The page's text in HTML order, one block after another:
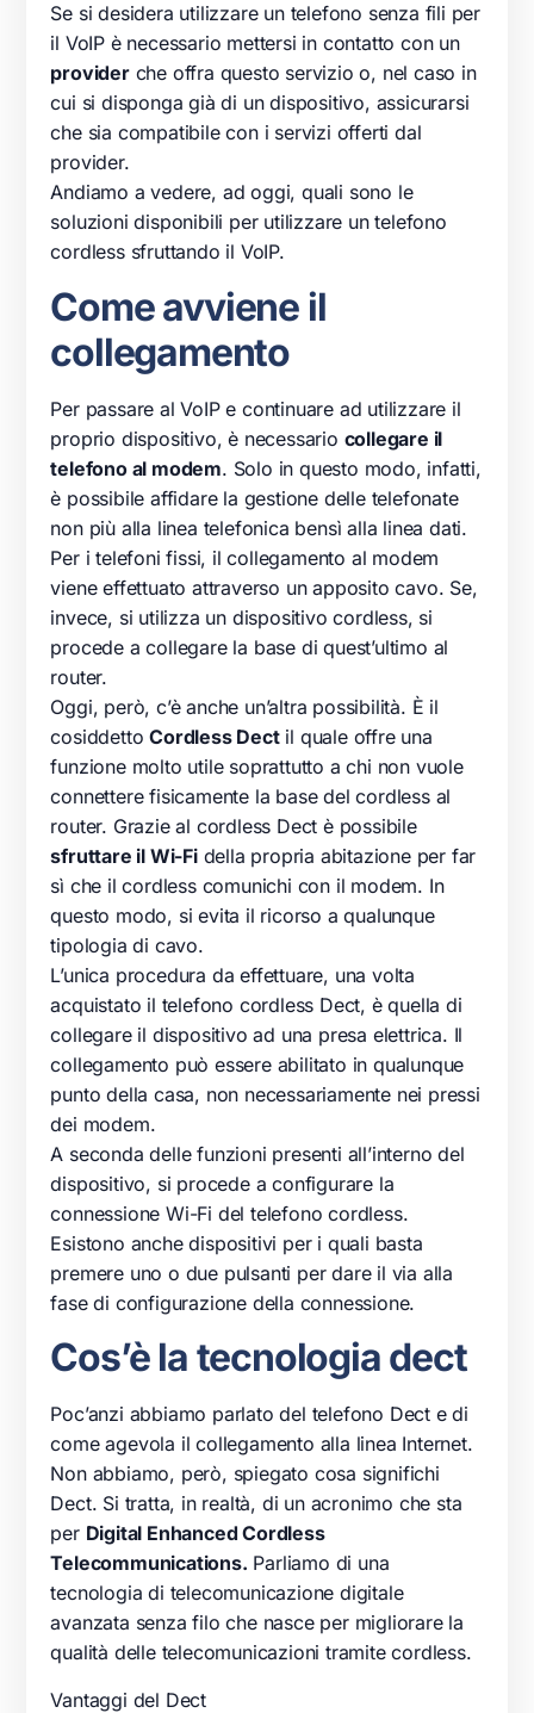
Se si desidera utilizzare un telefono senza fili per
il VoIP è necessario mettersi in contatto con un
providerche offra questo servizio o, nel caso in
cui si disponga già di un dispositivo, assicurarsi
che sia compatibile con i servizi offerti dal
provider.
Andiamo a vedere, ad oggi, quali sono le
soluzioni disponibili per utilizzare un telefono
cordless sfruttando il VoIP.
Come avviene il
collegamento
Per passare al VoIP e continuare ad utilizzare il
proprio dispositivo, è necessario collegare il
telefono al modem. Solo in questo modo, infatti,
è possibile affidare la gestione delle telefonate
non più alla linea telefonica bensì alla linea dati.
Per i telefoni fissi, il collegamento al modem
viene effettuato attraverso un apposito cavo. Se,
invece, si utilizza un dispositivo cordless, si
procede a collegare la base di quest’ultimo al
router.
Oggi, però, c’è anche un’altra possibilità. È il
cosiddettoCordless Dectil quale offre una
funzione molto utile soprattutto a chi non vuole
connettere fisicamente la base del cordless al
router. Grazie al cordless Dect è possibile
sfruttare il Wi-Fidella propria abitazione per far
sì che il cordless comunichi con il modem. In
questo modo, si evita il ricorso a qualunque
tipologia di cavo.
L’unica procedura da effettuare, una volta
acquistato il telefono cordless Dect, è quella di
collegare il dispositivo ad una presa elettrica. Il
collegamento può essere abilitato in qualunque
punto della casa, non necessariamente nei pressi
dei modem.
A seconda delle funzioni presenti all’interno del
dispositivo, si procede a configurare la
connessione Wi-Fi del telefono cordless.
Esistono anche dispositivi per i quali basta
premere uno o due pulsanti per dare il via alla
fase di configurazione della connessione.
Cos’è la tecnologia dect
Poc’anzi abbiamo parlato del telefono Dect e di
come agevola il collegamento alla linea Internet.
Non abbiamo, però, spiegato cosa significhi
Dect. Si tratta, in realtà, di un acronimo che sta
per Digital Enhanced Cordless
Telecommunications. Parliamo di una
tecnologia di telecomunicazione digitale
avanzata senza filo che nasce per migliorare la
qualità delle telecomunicazioni tramite cordless.
Vantaggi del Dect